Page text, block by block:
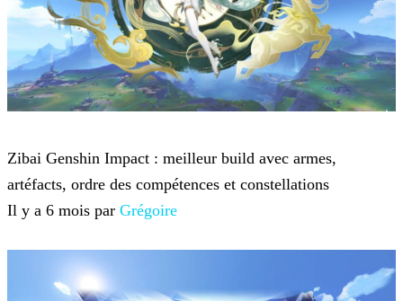
Zibai Genshin Impact : meilleur build avec armes,
artéfacts, ordre des compétences et constellations
Il y a 6 mois par Grégoire